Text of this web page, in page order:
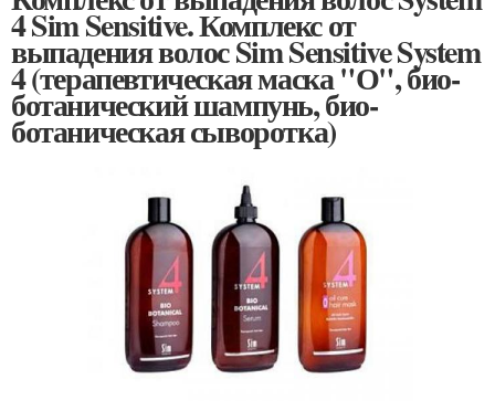
4 Sim Sensitive. Комплекс от
выпадения волос Sim Sensitive System
4 (терапевтическая маска "О", био-
ботанический шампунь, био-
ботаническая сыворотка)